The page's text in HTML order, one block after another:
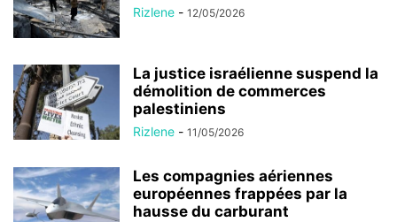
Rizlene - 12/05/2026
La justice israélienne suspend la
démolition de commerces
palestiniens
Rizlene - 11/05/2026
Les compagnies aériennes
européennes frappées par la
hausse du carburant